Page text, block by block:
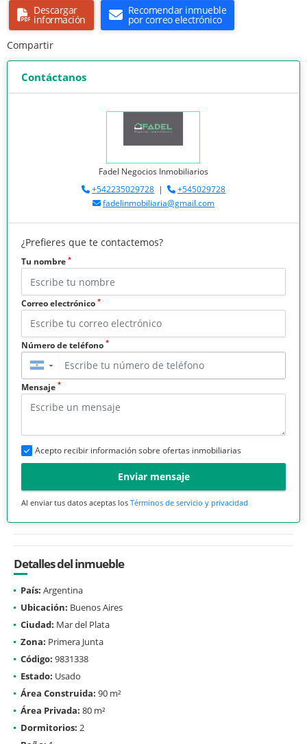
Descargar
información
Recomendar inmueble
por correo electrónico
Compartir
Contáctanos
Fadel Negocios Inmobiliarios
+542235029728 |
+545029728
fadelinmobiliaria@gmail.com
¿Prefieres que te contactemos?
Tu nombre *
Correo electrónico *
Número de teléfono *
▼
Mensaje *
Acepto recibir información sobre ofertas inmobiliarias
Enviar mensaje
Al enviar tus datos aceptas los Términos de servicio y privacidad
Detalles del inmueble
País: Argentina
Ubicación: Buenos Aires
Ciudad: Mar del Plata
Zona: Primera Junta
Código: 9831338
Estado: Usado
Área Construida: 90 m²
Área Privada: 80 m²
Dormitorios: 2